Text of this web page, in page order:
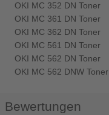
OKI MC 352 DN Toner
OKI MC 361 DN Toner
OKI MC 362 DN Toner
OKI MC 561 DN Toner
OKI MC 562 DN Toner
OKI MC 562 DNW Toner
Bewertungen